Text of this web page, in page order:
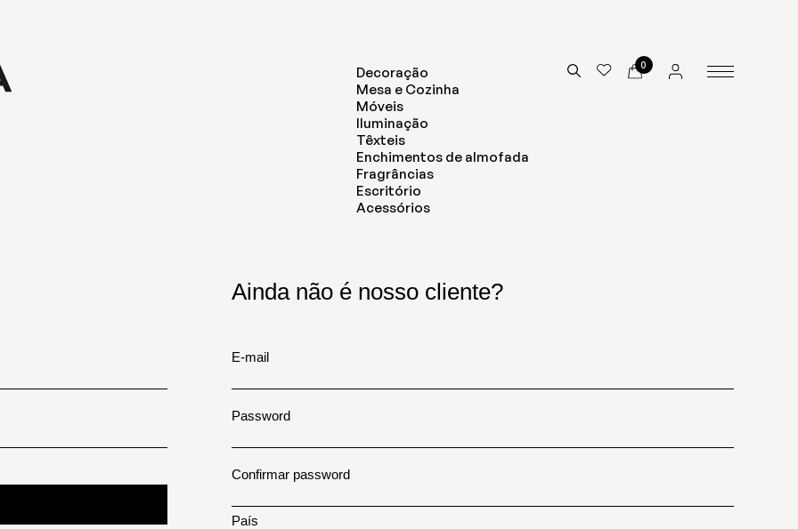
Decoração
Mesa e Cozinha
Móveis
Iluminação
Têxteis
Enchimentos de almofada
Fragrâncias
Escritório
Acessórios
0
Ainda não é nosso cliente?
E-mail
Password
Confirmar password
País